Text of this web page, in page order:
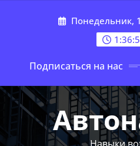
Понедельник,
Подписаться на нас